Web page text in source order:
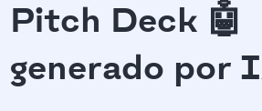
Pitch Deck 🤖
generado por